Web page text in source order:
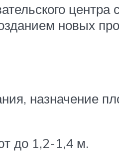
центра
новых
назначение
до 1,2-1,4 м.